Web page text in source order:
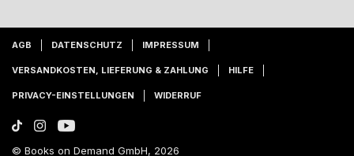
AGB DATENSCHUTZ IMPRESSUM
VERSANDKOSTEN, LIEFERUNG & ZAHLUNG HILFE
PRIVACY-EINSTELLUNGEN WIDERRUF
© Books on Demand GmbH, 2026